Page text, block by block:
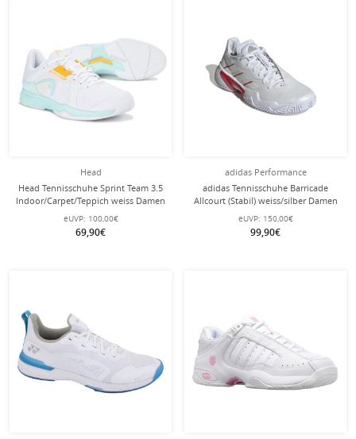
Head
Head Tennisschuhe Sprint Team 3.5
Indoor/Carpet/Teppich weiss Damen
eUVP: 100,00€
69,90€
adidas Performance
adidas Tennisschuhe Barricade
Allcourt (Stabil) weiss/silber Damen
eUVP: 150,00€
99,90€